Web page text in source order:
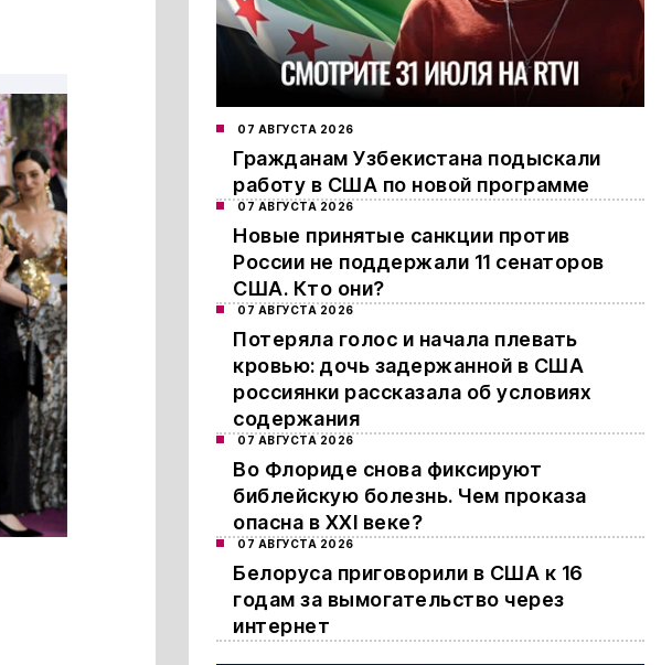
07 АВГУСТА 2026
Гражданам Узбекистана подыскали
работу в США по новой программе
07 АВГУСТА 2026
Новые принятые санкции против
России не поддержали 11 сенаторов
США. Кто они?
07 АВГУСТА 2026
Потеряла голос и начала плевать
кровью: дочь задержанной в США
россиянки рассказала об условиях
содержания
07 АВГУСТА 2026
Во Флориде снова фиксируют
библейскую болезнь. Чем проказа
опасна в XXI веке?
07 АВГУСТА 2026
Белоруса приговорили в США к 16
годам за вымогательство через
интернет